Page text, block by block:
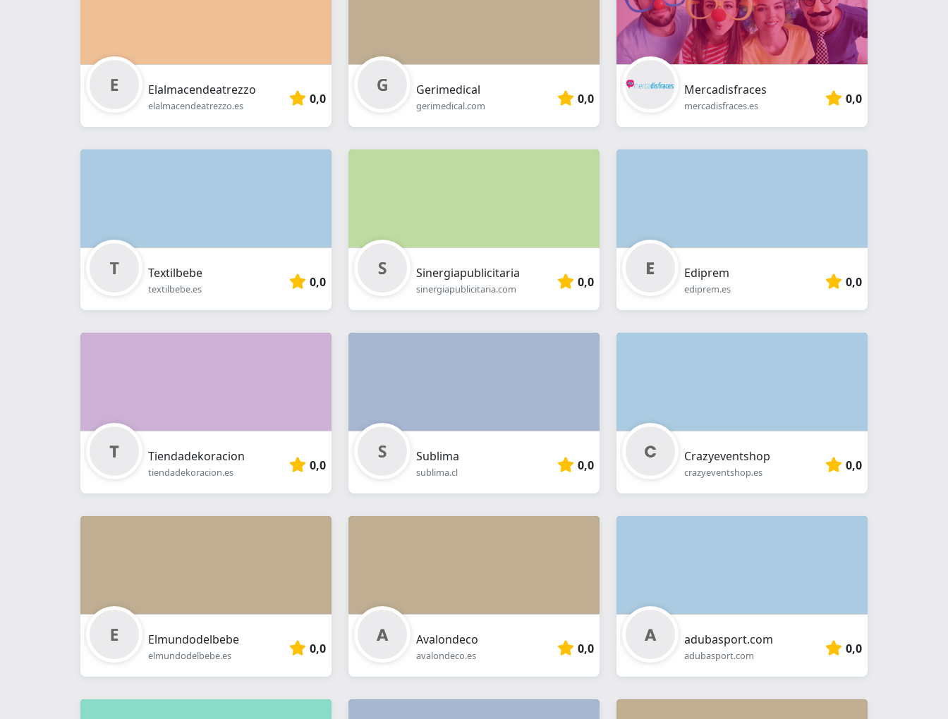
Elalmacendeatrezzo
elalmacendeatrezzo.es 0,0
Gerimedical
gerimedical.com 0,0
Mercadisfraces
mercadisfraces.es 0,0
Textilbebe
textilbebe.es 0,0
Sinergiapublicitaria
sinergiapublicitaria.com 0,0
Ediprem
ediprem.es 0,0
Tiendadekoracion
tiendadekoracion.es 0,0
Sublima
sublima.cl 0,0
Crazyeventshop
crazyeventshop.es 0,0
Elmundodelbebe
elmundodelbebe.es 0,0
Avalondeco
avalondeco.es 0,0
adubasport.com
adubasport.com 0,0